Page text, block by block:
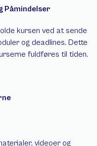
Påmindelser
kursen ved at sende
og deadlines. Dette
fuldføres til tiden.
videoer og